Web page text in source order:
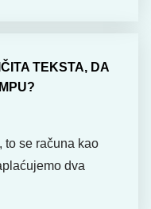
TEKSTA, DA
to se računa kao
dva